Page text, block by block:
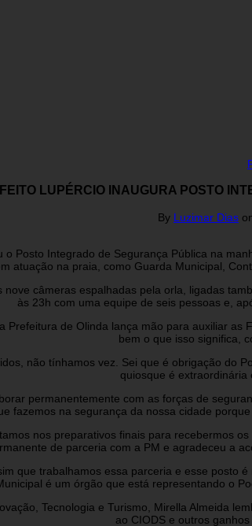
LUPÉRCIO INAUGURA POSTO
By Luzimar Dias
Posto Integrado de Segurança Pública na
atuação na praia, como Guarda Municipal,
câmeras espalhadas pela orla, ligadas
às 23h com uma equipe de seis pessoas e,
Prefeitura de Olinda lança mão para auxiliar
bem o que isso significa,
não tínhamos vez. Sei que é obrigação do
quiosque é extraordinária
permanentemente com as forças de
fazemos na segurança da nossa cidade
nos preparativos finais para recebermos
de parceria com a PM e agradeceu a
que trabalhamos essa parceria e esse
é um órgão que está representando o
Tecnologia e Turismo, Mirella Almeida
ao CIODS e outros